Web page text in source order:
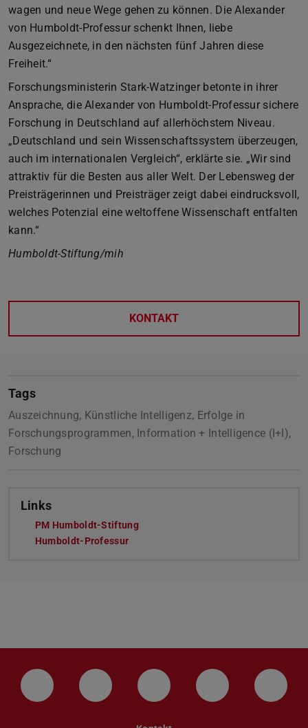
wagen und neue Wege gehen zu können. Die Alexander
von Humboldt-Professur schenkt Ihnen, liebe
Ausgezeichnete, in den nächsten fünf Jahren diese
Freiheit.“
Forschungsministerin Stark-Watzinger betonte in ihrer
Ansprache, die Alexander von Humboldt-Professur sichere
Forschung in Deutschland auf allerhöchstem Niveau.
„Deutschland und sein Wissenschaftssystem überzeugen,
auch im internationalen Vergleich“, erklärte sie. „Wir sind
attraktiv für die Besten aus aller Welt. Der Lebensweg der
Preisträgerinnen und Preisträger zeigt dabei eindrucksvoll,
welches Potenzial eine weltoffene Wissenschaft entfalten
kann.“
Humboldt-Stiftung/mih
KONTAKT
Tags
Auszeichnung, Künstliche Intelligenz, Erfolge in
Forschungsprogrammen, Information + Intelligence (I+I),
Forschung
Links
PM Humboldt-Stiftung
Humboldt-Professur
LinkedIn-Seite der TU Darmstadt
Instagram-Kanal der TU
Bluesky-Kanal der TU
Facebook-